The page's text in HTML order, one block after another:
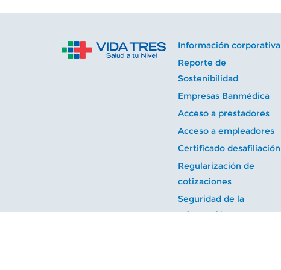
Información corporativa
Reporte de
Sostenibilidad
Empresas Banmédica
Acceso a prestadores
Acceso a empleadores
Certificado desafiliación
Regularización de
cotizaciones
Seguridad de la
Información